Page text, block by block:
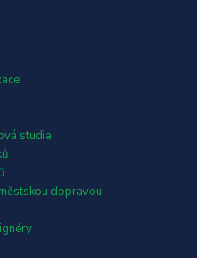
studia
dopravou